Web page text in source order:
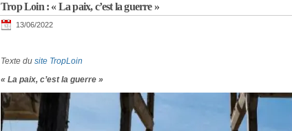
Trop Loin : « La paix, c’est la guerre »
13/06/2022
Texte du site TropLoin
« La paix, c’est la guerre »